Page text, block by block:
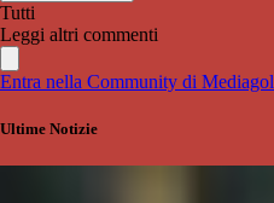
Tutti
Leggi altri commenti
Entra nella Community di Mediagol
Ultime Notizie